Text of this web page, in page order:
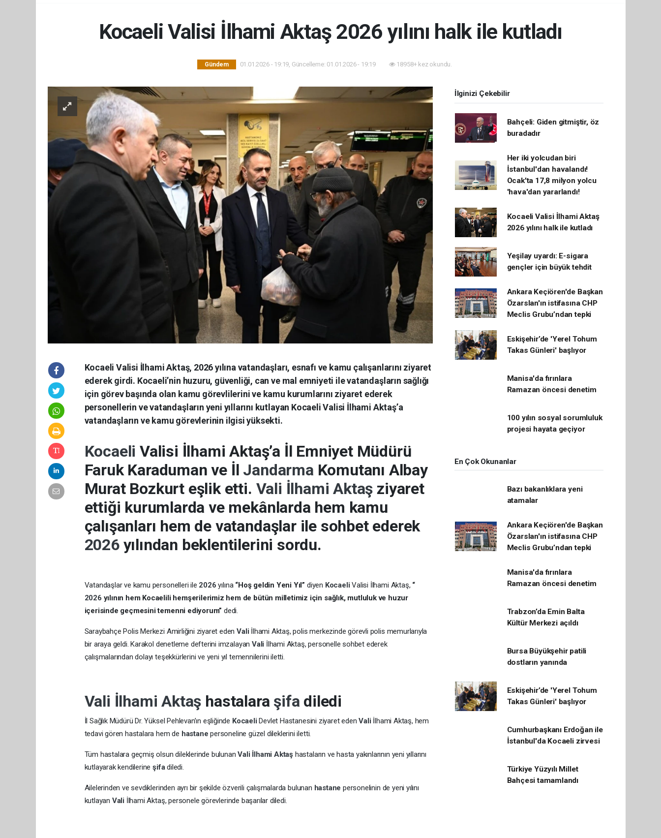
Kocaeli Valisi İlhami Aktaş 2026 yılını halk ile kutladı
Gündem 01.01.2026 - 19:19, Güncelleme: 01.01.2026 - 19:19 18958+ kez okundu.
Kocaeli Valisi İlhami Aktaş, 2026 yılına vatandaşları, esnafı ve kamu çalışanlarını ziyaret
ederek girdi. Kocaeli’nin huzuru, güvenliği, can ve mal emniyeti ile vatandaşların sağlığı
için görev başında olan kamu görevlilerini ve kamu kurumlarını ziyaret ederek
personellerin ve vatandaşların yeni yıllarını kutlayan Kocaeli Valisi İlhami Aktaş’a
vatandaşların ve kamu görevlerinin ilgisi yüksekti.
Kocaeli Valisi İlhami Aktaş’a İl Emniyet Müdürü
Faruk Karaduman ve İl Jandarma Komutanı Albay
Murat Bozkurt eşlik etti. Vali İlhami Aktaşziyaret
ettiği kurumlarda ve mekânlarda hem kamu
çalışanları hem de vatandaşlar ile sohbet ederek
2026 yılından beklentilerini sordu.
Vatandaşlar ve kamu personelleri ile
içerisinde geçmesini temenni ediyorum”
İlginizi Çekebilir
Bahçeli: Giden gitmiştir, öz
buradadır
Her iki yolcudan biri
İstanbul'dan havalandı!
Ocak'ta 17,8 milyon yolcu
'hava'dan yararlandı!
Kocaeli Valisi İlhami Aktaş
2026 yılını halk ile kutladı
Yeşilay uyardı: E-sigara
gençler için büyük tehdit
Ankara Keçiören'de Başkan
Özarslan'ın istifasına CHP
Meclis Grubu’ndan tepki
Eskişehir’de 'Yerel Tohum
Takas Günleri' başlıyor
Manisa'da fırınlara
Ramazan öncesi denetim
100 yılın sosyal sorumluluk
projesi hayata geçiyor
En Çok Okunanlar
Bazı bakanlıklara yeni
atamalar
Ankara Keçiören'de Başkan
Özarslan'ın istifasına CHP
Meclis Grubu’ndan tepki
Manisa'da fırınlara
Ramazan öncesi denetim
Trabzon’da Emin Balta
Kültür Merkezi açıldı
Bursa Büyükşehir patili
dostların yanında
Eskişehir’de 'Yerel Tohum
Takas Günleri' başlıyor
Cumhurbaşkanı Erdoğan ile
İstanbul'da Kocaeli zirvesi
Türkiye Yüzyılı Millet
Bahçesi tamamlandı